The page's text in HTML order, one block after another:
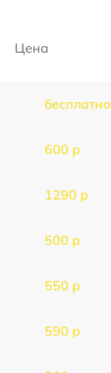
Цена
бесплатно
600 р
1290 р
500 р
550 р
590 р